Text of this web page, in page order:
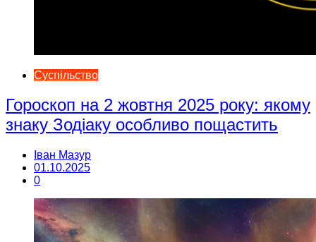
Суспільство
Гороскоп на 2 жовтня 2025 року: якому
знаку Зодіаку особливо пощастить
Іван Мазур
01.10.2025
0